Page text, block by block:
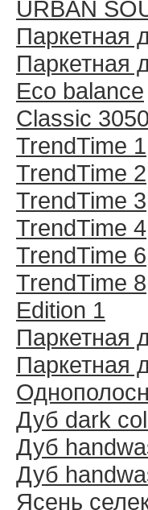
URBAN
Паркетная
Паркетная
Eco balance
Classic 3050
TrendTime 1
TrendTime 2
TrendTime 3
TrendTime 4
TrendTime 6
TrendTime 8
Edition 1
Паркетная
Паркетная
Дуб dark
Дуб
Дуб
Ясень